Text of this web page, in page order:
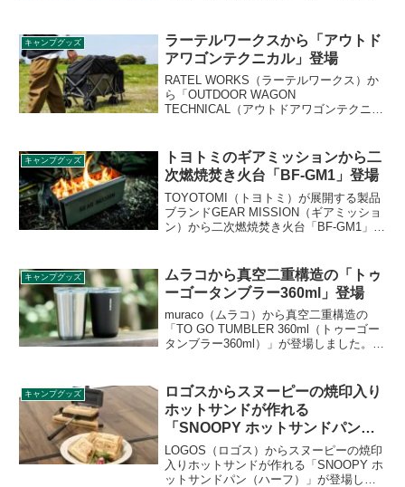
間、27Lモデルは最大8日間の冷却が可能
です。詳細をレビューします。
キャンプグッズ
ラーテルワークスから「アウトド
アワゴンテクニカル」登場
RATEL WORKS（ラーテルワークス）か
ら「OUTDOOR WAGON
TECHNICAL（アウトドアワゴンテクニカ
「積載部カバー」「落下防止ネット」の3
つのギミックが搭載されたことで、積載
力は約2倍に向上しています。詳細をレビ
ューします。
キャンプグッズ
トヨトミのギアミッションから二
次燃焼焚き火台「BF-GM1」登場
TOYOTOMI（トヨトミ）が展開する製品
ブランドGEAR MISSION（ギアミッショ
ン）から二次燃焼焚き火台「BF-GM1」が
し、特徴的なオリーブグリーン・コヨー
テブラウンのカラーを実現しています。
詳細をレビューします。
キャンプグッズ
ムラコから真空二重構造の「トゥ
ーゴータンブラー360ml」登場
muraco（ムラコ）から真空二重構造の
「TO GO TUMBLER 360ml（トゥーゴー
タンブラー360ml）」が登場しました。真
くいプラグ付きの蓋がついています。詳
細をレビューします。
キャンプグッズ
ロゴスからスヌーピーの焼印入り
ホットサンドが作れる
「SNOOPY ホットサンドパン
（ハーフ）」登場
LOGOS（ロゴス）からスヌーピーの焼印
入りホットサンドが作れる「SNOOPY ホ
ットサンドパン（ハーフ）」が登場しま